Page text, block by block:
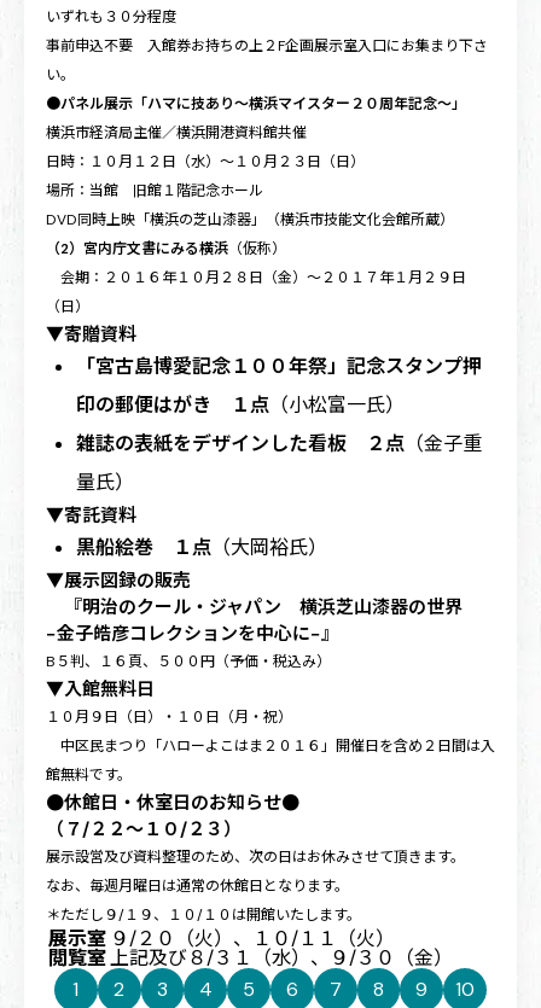
いずれも３０分程度
事前申込不要 入館券お持ちの上２F企画展示室入口にお集まり下さ
い。
●パネル展示「ハマに技あり〜横浜マイスター２０周年記念〜」
横浜市経済局主催／横浜開港資料館共催
日時：１０月１２日（水）〜１０月２３日（日）
場所：当館 旧館１階記念ホール
DVD同時上映「横浜の芝山漆器」（横浜市技能文化会館所蔵）
（2）宮内庁文書にみる横浜（仮称）
会期：２０１６年１０月２８日（金）〜２０１７年１月２９日
（日）
▼寄贈資料
「宮古島博愛記念１００年祭」記念スタンプ押
印の郵便はがき １点（小松富一氏）
雑誌の表紙をデザインした看板 ２点（金子重
量氏）
▼寄託資料
黒船絵巻 １点（大岡裕氏）
▼展示図録の販売
『明治のクール・ジャパン 横浜芝山漆器の世界
−金子皓彦コレクションを中心に−』
B５判、１６頁、５００円（予価・税込み）
▼入館無料日
１０月９日（日）・１０日（月・祝）
中区民まつり「ハローよこはま２０１６」開催日を含め２日間は入
館無料です。
●休館日・休室日のお知らせ●
（７/２２〜１０/２３）
展示設営及び資料整理のため、次の日はお休みさせて頂きます。
なお、毎週月曜日は通常の休館日となります。
＊ただし９/１９、１０/１０は開館いたします。
展示室 ９/２０（火）、１０/１１（火）
閲覧室上記及び８/３１（水）、９/３０（金）
1
2 3 4 5 6 7 8 9
10